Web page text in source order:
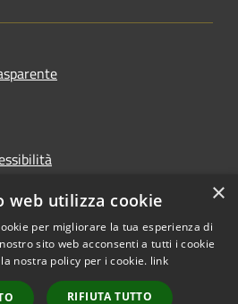
Copyright © 2026 • Comune di
Rocca Pietore • Powered by
Municipium•
Accesso
×
web utilizza cookie
per migliorare la tua esperienza di
sito web acconsenti a tutti i cookie
nostra policy per i cookie. link
RIFIUTA TUTTO